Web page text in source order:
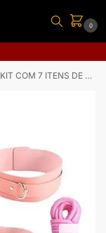
0
KIT COM 7 ITENS DE SADO ROSA